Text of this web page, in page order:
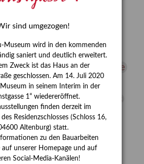
Ausstellung "Berliner Blätter"
von Lindenau
Kunst
Enteignung
Erlebnisportal estrusker Exlibris
Festrede Florenz Fotografie
Antike und heute
Preis
Gerhard Kurt Müller
griechische Mythologie
Heinrich Kirchhoff Heldinnen
Insekten
Italien Jahresempfang
Jubiläum
Korkmodelle Kunst
Kunst von Kühl
sind umgezogen!
Museum wird in den kommenden
saniert und deutlich erweitert.
Zweck ist das Haus an der
geschlossen. Am 14. Juli 2020
in seinem Interim in der
1“ wiedereröffnet.
finden derzeit im
des Residenzschlosses (Schloss 16,
Altenburg) statt.
zu den Bauarbeiten
auf unserer Homepage und auf
Social-Media-Kanälen!